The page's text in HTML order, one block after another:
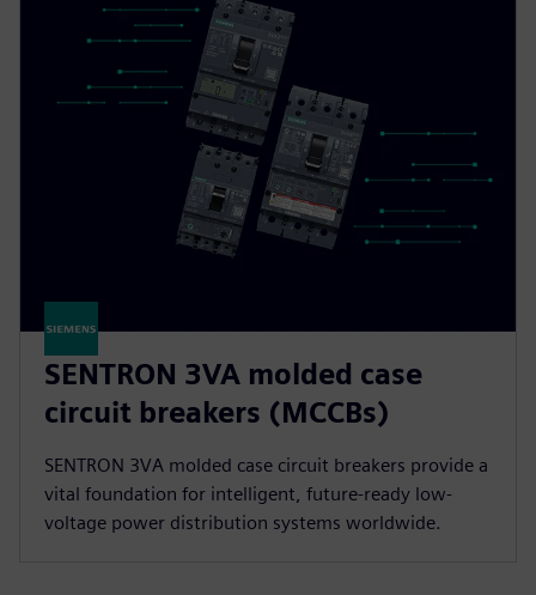
SENTRON 3VA molded case
circuit breakers (MCCBs)
SENTRON 3VA molded case circuit breakers provide a
vital foundation for intelligent, future-ready low-
voltage power distribution systems worldwide.